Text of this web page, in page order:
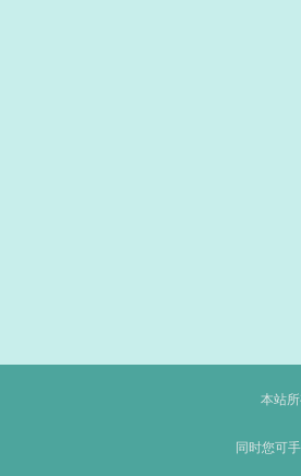
本站
同时您可